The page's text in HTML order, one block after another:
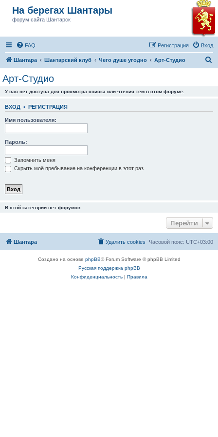
На берегах Шантары
форум сайта Шантарск
FAQ Вход
Регистрация
Шантара Шантарский клуб Чего душе угодно Арт-Студио
Арт-Студио
У вас нет доступа для просмотра списка или чтения тем в этом форуме.
ВХОД • РЕГИСТРАЦИЯ
Имя пользователя:
Пароль:
Запомнить меня
Скрыть моё пребывание на конференции в этот раз
В этой категории нет форумов.
Перейти
Шантара Часовой пояс: UTC+03:00
Удалить cookies
Создано на основе phpBB® Forum Software © phpBB Limited
Русская поддержка phpBB
Конфиденциальность| Правила